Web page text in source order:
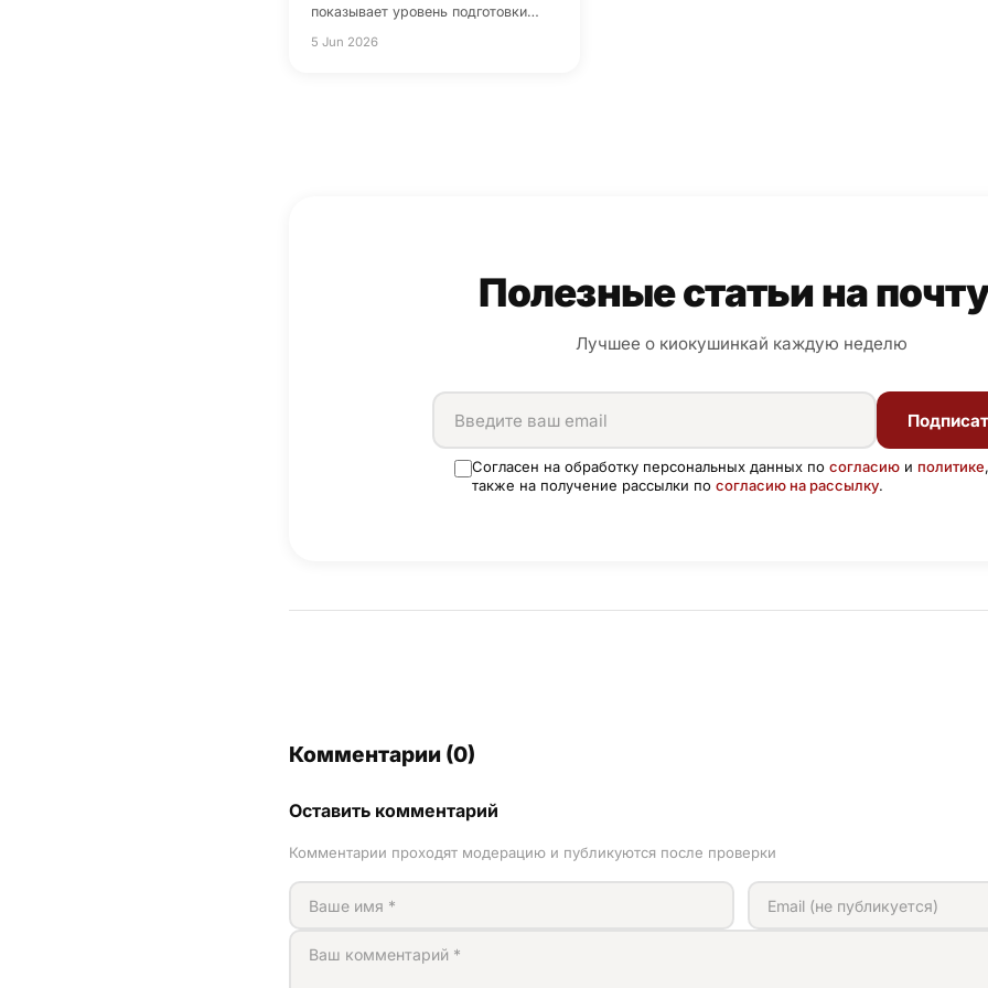
показывает уровень подготовки…
5 Jun 2026
Полезные статьи на
Лучшее о киокушинкай каждую неделю
Согласен на обработку персональных данных по согласию и политике
также на получение рассылки по согласию на рассылку.
Комментарии (0)
Оставить комментарий
Комментарии проходят модерацию и публикуются после проверки